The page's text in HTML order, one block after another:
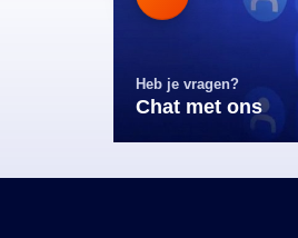
Heb je vragen?
Chat met ons